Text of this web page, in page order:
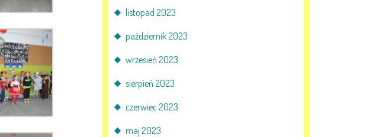
listopad 2023
październik 2023
wrzesień 2023
sierpień 2023
czerwiec 2023
maj 2023